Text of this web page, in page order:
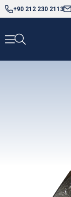
+90 212 230 2113